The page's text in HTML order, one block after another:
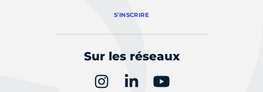
S'INSCRIRE
Sur les réseaux